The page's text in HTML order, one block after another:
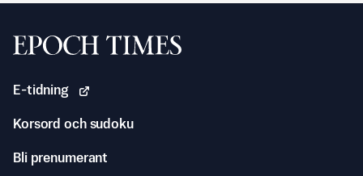
Svenska Epoch Times
E-tidning
Korsord och sudoku
Bli prenumerant